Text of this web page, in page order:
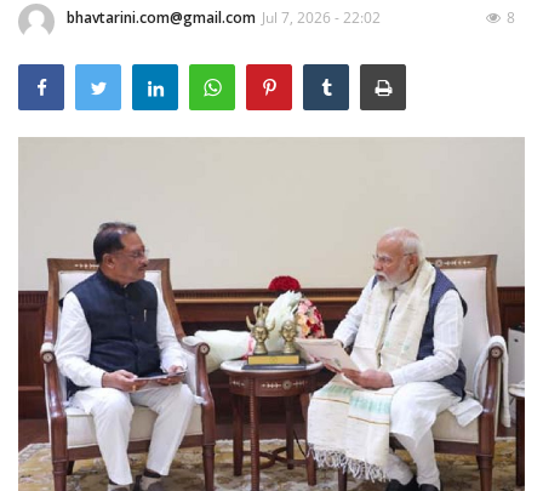
हमारे बारे मेंं
देश
छत्तीसगढ़
राजस्थान
पंजाब
उत्तराखंड
bhavtarini.com@gmail.com Jul 7, 2026 - 22:02 8